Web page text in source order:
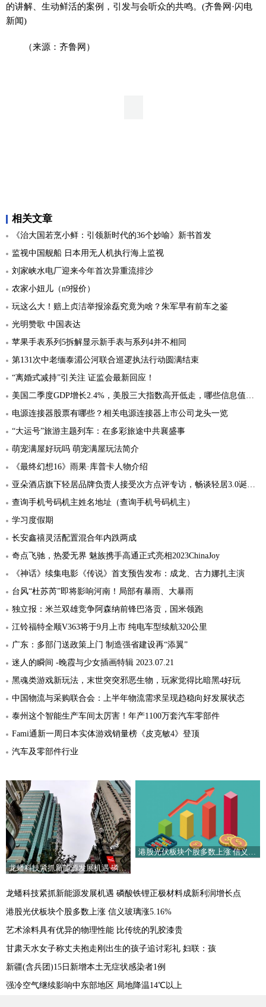
的讲解、生动鲜活的案例，引发与会听众的共鸣。(齐鲁网·闪电
新闻)
（来源：齐鲁网）
相关文章
《治大国若烹小鲜：引领新时代的36个妙喻》新书首发
监视中国舰船 日本用无人机执行海上监视
刘家峡水电厂迎来今年首次异重流排沙
农家小妞儿（n9报价）
玩这么大！赔上贞洁举报涂磊究竟为啥？朱军早有前车之鉴
光明赞歌 中国表达
苹果手表系列5拆解显示新手表与系列4并不相同
第131次中老缅泰湄公河联合巡逻执法行动圆满结束
“离婚式减持”引关注 证监会最新回应！
美国二季度GDP增长2.4%，美股三大指数高开低走，哪些信息值得关注？
电源连接器股票有哪些？相关电源连接器上市公司龙头一览
“大运号”旅游主题列车：在多彩旅途中共襄盛事
萌宠满屋好玩吗 萌宠满屋玩法简介
《最终幻想16》雨果·库普卡人物介绍
亚朵酒店旗下轻居品牌负责人接受次方点评专访，畅谈轻居3.0诞生灵感
查询手机号码机主姓名地址（查询手机号码机主）
学习度假期
长安鑫禧灵活配置混合年内跌两成
奇点飞驰，热爱无界 魅族携手高通正式亮相2023ChinaJoy
《神话》续集电影《传说》首支预告发布：成龙、古力娜扎主演
台风“杜苏芮”即将影响河南！局部有暴雨、大暴雨
独立报：米兰双雄竞争阿森纳前锋巴洛贡，国米领跑
江铃福特全顺V363将于9月上市 纯电车型续航320公里
广东：多部门送政策上门 制造强省建设再“添翼”
迷人的瞬间 -晚霞与少女插画特辑 2023.07.21
黑魂类游戏新玩法，末世突突邪恶生物，玩家觉得比暗黑4好玩
中国物流与采购联合会：上半年物流需求呈现趋稳向好发展状态
泰州这个智能生产车间太厉害！年产1100万套汽车零部件
​Fami通新一周日本实体游戏销量榜《皮克敏4》登顶
汽车及零部件行业
龙蟠科技紧抓新能源发展机遇 磷酸铁锂正极材料成新利润增长点
港股光伏板块个股多数上涨 信义玻璃涨5.16%
龙蟠科技紧抓新能源发展机遇 磷酸铁锂正极材料成新利润增长点
港股光伏板块个股多数上涨 信义玻璃涨5.16%
艺术涂料具有优异的物理性能 比传统的乳胶漆贵
甘肃天水女子称丈夫抱走刚出生的孩子追讨彩礼 妇联：孩
新疆(含兵团)15日新增本土无症状感染者1例
强冷空气继续影响中东部地区 局地降温14℃以上